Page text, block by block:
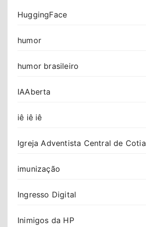
HuggingFace
humor
humor brasileiro
IAAberta
iê iê iê
Igreja Adventista Central de Cotia
imunização
Ingresso Digital
Inimigos da HP